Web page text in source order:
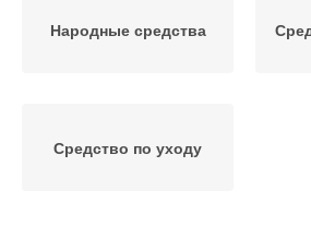
Народные средства
Средство по уходу